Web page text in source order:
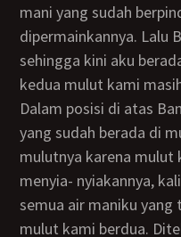
mani yang sudah
dipermainkannya. Lalu
sehingga kini aku
kedua mulut kami
Dalam posisi di atas Banu, mau tidak mau air maniku
yang sudah berada di
mulutnya karena mulut
menyia- nyiakannya,
semua air maniku
mulut kami berdua.